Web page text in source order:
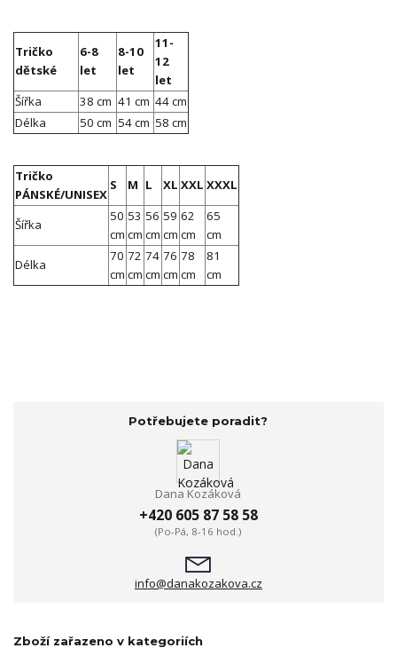
Tričko
dětské
6-8
let
8-10
let
11-
12
let
Šířka
38 cm 41 cm 44 cm
Délka
50 cm 54 cm 58 cm
Tričko
PÁNSKÉ/UNISEX
S M L XL XXL XXXL
Šířka
50
cm
53
cm
56
cm
59
cm
62
cm
65
cm
Délka
70
cm
72
cm
74
cm
76
cm
78
cm
81
cm
Potřebujete poradit?
Dana Kozáková
+420 605 87 58 58
(Po-Pá, 8-16 hod.)
info@danakozakova.cz
Zboží zařazeno v kategoriích